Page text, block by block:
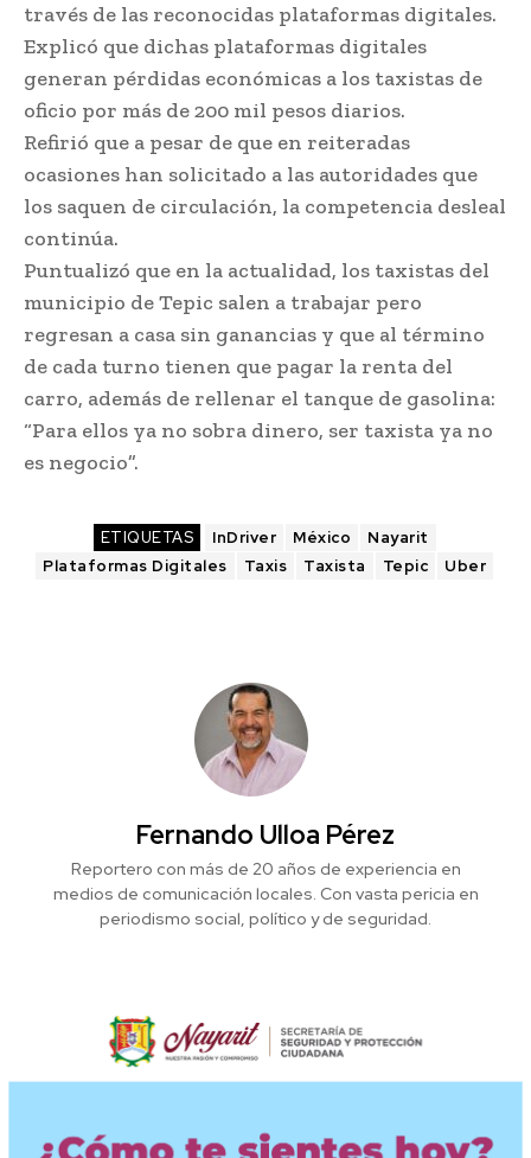
través de las reconocidas plataformas digitales.
Explicó que dichas plataformas digitales
generan pérdidas económicas a los taxistas de
oficio por más de 200 mil pesos diarios.
Refirió que a pesar de que en reiteradas
ocasiones han solicitado a las autoridades que
los saquen de circulación, la competencia desleal
continúa.
Puntualizó que en la actualidad, los taxistas del
municipio de Tepic salen a trabajar pero
regresan a casa sin ganancias y que al término
de cada turno tienen que pagar la renta del
carro, además de rellenar el tanque de gasolina:
“Para ellos ya no sobra dinero, ser taxista ya no
es negocio”.
ETIQUETAS InDriver México
Nayarit
Plataformas Digitales
Taxis Taxista Tepic Uber
Fernando Ulloa Pérez
Reportero con más de 20 años de experiencia en
medios de comunicación locales. Con vasta pericia en
periodismo social, político y de seguridad.